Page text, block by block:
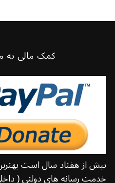
کمک مالی به
بیش از هفتاد سال است بهترین
خدمت رسانه های دولتی (